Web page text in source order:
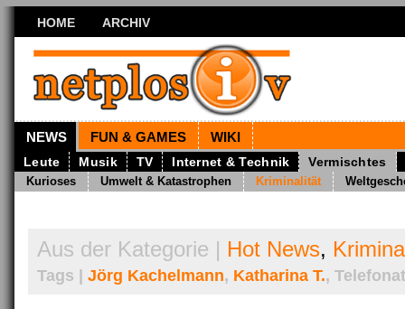
HOME ARCHIV
NEWS FUN & GAMES WIKI
Leute Musik TV Internet & Technik Vermischtes
Kurioses Umwelt & Katastrophen Kriminalität
Aus der Kategorie | Hot News,
Tags | Jörg Kachelmann, Katharina T.,